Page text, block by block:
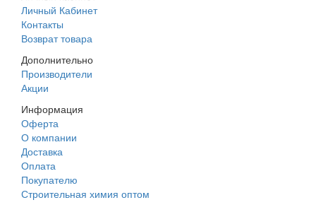
Личный Кабинет
Контакты
Возврат товара
Дополнительно
Производители
Акции
Информация
Оферта
О компании
Доставка
Оплата
Покупателю
Строительная химия оптом